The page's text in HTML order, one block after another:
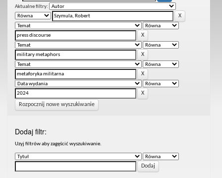
Aktualne filtry:
Rozpocznij nowe wyszukiwanie
Dodaj filtr:
Uzyj filtrów aby zagęścić wyszukiwanie.